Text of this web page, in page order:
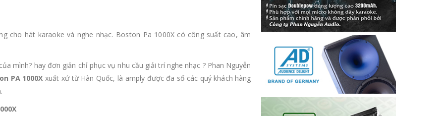
cho hát karaoke và nghe nhạc. Boston Pa 1000X có công suất cao, âm
mình? hay đơn giản chỉ phục vụ nhu cầu giải trí nghe nhạc ? Phan Nguyễn
PA 1000X xuất xứ từ Hàn Quốc, là amply được đa số các quý khách hàng